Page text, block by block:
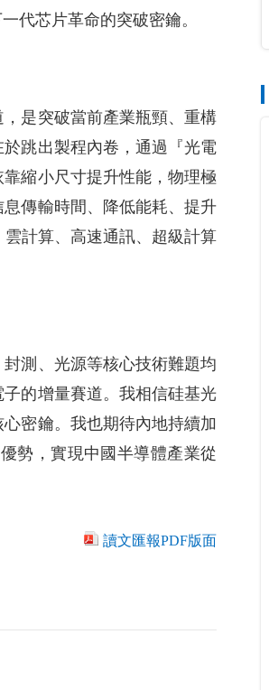
代芯片革命的突破密鑰。
是突破當前產業瓶頸、重構
跳出製程內卷，通過『光電
縮小尺寸提升性能，物理極
傳輸時間、降低能耗、提升
計算、高速通訊、超級計算
測、光源等核心技術難題均
的增量賽道。我相信硅基光
密鑰。我也期待內地持續加
勢，實現中國半導體產業從
讀文匯報PDF版面